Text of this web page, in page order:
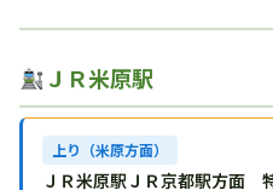
ＪＲ米原駅
上り（米原方面）
ＪＲ米原駅ＪＲ京都駅方面